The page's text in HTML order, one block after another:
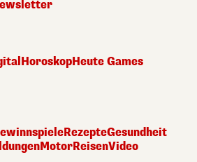
HoroskopHeute Games
RezepteGesundheit
MotorReisenVideo